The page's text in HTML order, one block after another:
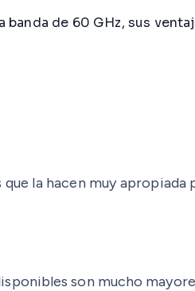
de 60 GHz, sus
la hacen muy
son mucho